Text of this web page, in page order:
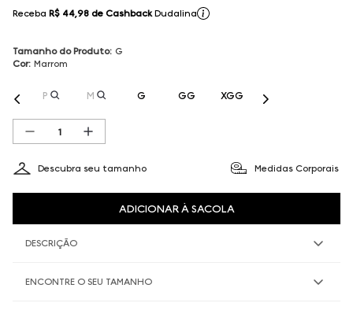
Receba R$ 44,98 de Cashback Dudalina
Tamanho do Produto: G
Cor: Marrom
P M G GG XGG
Descubra seu tamanho Medidas Corporais
ADICIONAR À SACOLA
DESCRIÇÃO
ENCONTRE O SEU TAMANHO